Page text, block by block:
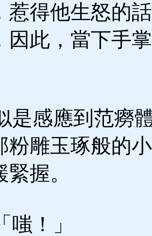
惹得他生怒的
因此，當下手
感應到范癆
粉雕玉琢般的
握。
！」